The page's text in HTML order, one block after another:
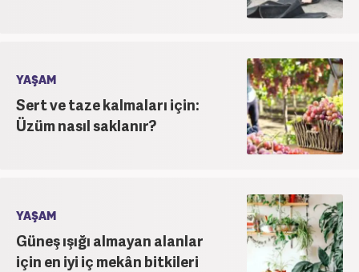
YAŞAM
Sert ve taze kalmaları için:
Üzüm nasıl saklanır?
YAŞAM
Güneş ışığı almayan alanlar
için en iyi iç mekân bitkileri